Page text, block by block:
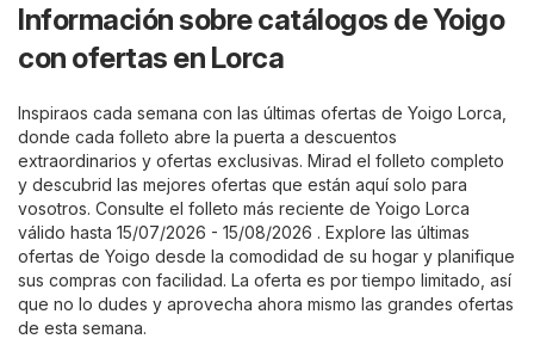
Información sobre catálogos de Yoigo
con ofertas en Lorca
Inspiraos cada semana con las últimas ofertas de Yoigo Lorca,
donde cada folleto abre la puerta a descuentos
extraordinarios y ofertas exclusivas. Mirad el folleto completo
y descubrid las mejores ofertas que están aquí solo para
vosotros. Consulte el folleto más reciente de Yoigo Lorca
válido hasta 15/07/2026 - 15/08/2026 . Explore las últimas
ofertas de Yoigo desde la comodidad de su hogar y planifique
sus compras con facilidad. La oferta es por tiempo limitado, así
que no lo dudes y aprovecha ahora mismo las grandes ofertas
de esta semana.